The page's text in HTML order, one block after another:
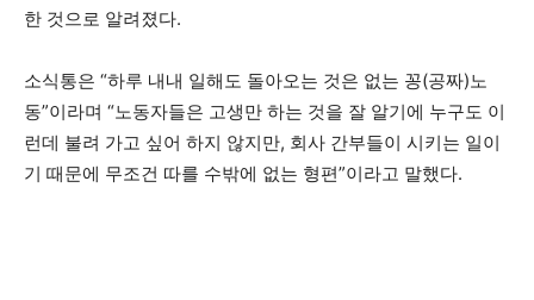
한 것으로 알려졌다.
소식통은 “하루 내내 일해도 돌아오는 것은 없는 꽁(공짜)노
동”이라며 “노동자들은 고생만 하는 것을 잘 알기에 누구도 이
런데 불려 가고 싶어 하지 않지만, 회사 간부들이 시키는 일이
기 때문에 무조건 따를 수밖에 없는 형편”이라고 말했다.